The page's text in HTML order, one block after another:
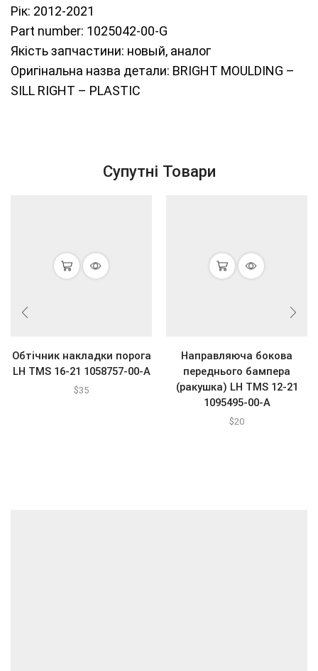
Рік: 2012-2021
Part number: 1025042-00-G
Якість запчастини: новый, аналог
Оригінальна назва детали: BRIGHT MOULDING –
SILL RIGHT – PLASTIC
Супутні Товари
Обтічник накладки порога
LH TMS 16-21 1058757-00-A
$35
Направляюча бокова
переднього бампера
(ракушка) LH TMS 12-21
1095495-00-A
$20